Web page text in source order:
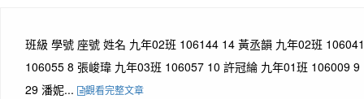
班級 學號 座號 姓名 九年02班 106144 14 黃丞韻 九年02班
106055 8 張峻瑋 九年03班 106057 10 許冠綸 九年01班 106009
29 潘妮...
觀看完整文章